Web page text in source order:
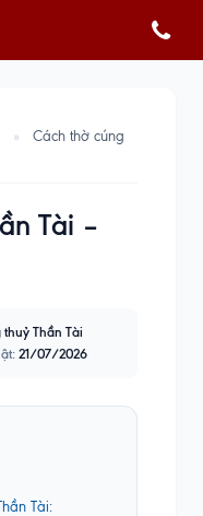
»
Cách thờ cúng
Tài –
thuỷ Thần Tài
21/07/2026
Tài: